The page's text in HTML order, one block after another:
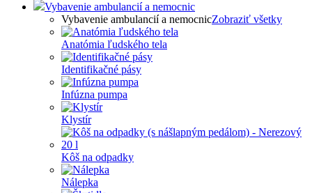
Vybavenie ambulancií a nemocnic
Vybavenie ambulancií a nemocnicZobraziť všetky
Anatómia ľudského tela
Identifikačné pásy
Infúzna pumpa
Klystír
Kôš na odpadky
Nálepka